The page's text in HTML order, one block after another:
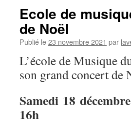
Ecole de
de Noël
Publié le23 novembre 2021 par
L’école de Musique
son grand concert de
Samedi 18
16h